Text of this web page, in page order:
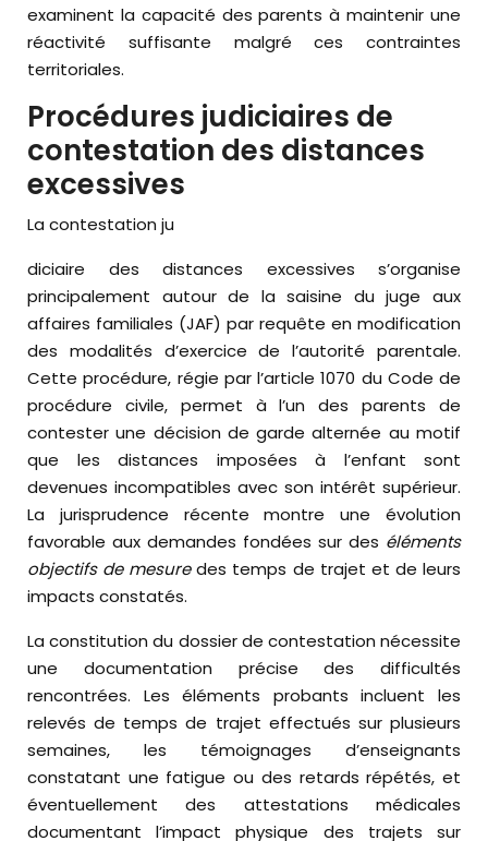
examinent la capacité des parents à maintenir une
réactivité suffisante malgré ces contraintes
territoriales.
Procédures judiciaires de
contestation des distances
excessives
La contestation ju
diciaire des distances excessives s’organise
principalement autour de la saisine du juge aux
affaires familiales (JAF) par requête en modification
des modalités d’exercice de l’autorité parentale.
Cette procédure, régie par l’article 1070 du Code de
procédure civile, permet à l’un des parents de
contester une décision de garde alternée au motif
que les distances imposées à l’enfant sont
devenues incompatibles avec son intérêt supérieur.
La jurisprudence récente montre une évolution
favorable aux demandes fondées sur des éléments
objectifs de mesuredes temps de trajet et de leurs
impacts constatés.
La constitution du dossier de contestation nécessite
une documentation précise des difficultés
rencontrées. Les éléments probants incluent les
relevés de temps de trajet effectués sur plusieurs
semaines, les témoignages d’enseignants
constatant une fatigue ou des retards répétés, et
éventuellement des attestations médicales
documentant l’impact physique des trajets sur